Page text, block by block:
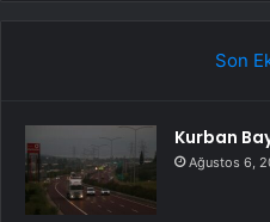
Son
Kurban
Ağustos 6,